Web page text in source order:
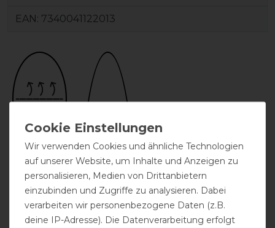
EAN: 7340041122013
atmungsaktiv
Wir verwenden Cookies und ähnliche Technologien
auf unserer Website, um Inhalte und Anzeigen zu
personalisieren, Medien von Drittanbietern
einzubinden und Zugriffe zu analysieren. Dabei
verarbeiten wir personenbezogene Daten (z.B.
deine IP-Adresse). Die Datenverarbeitung erfolgt